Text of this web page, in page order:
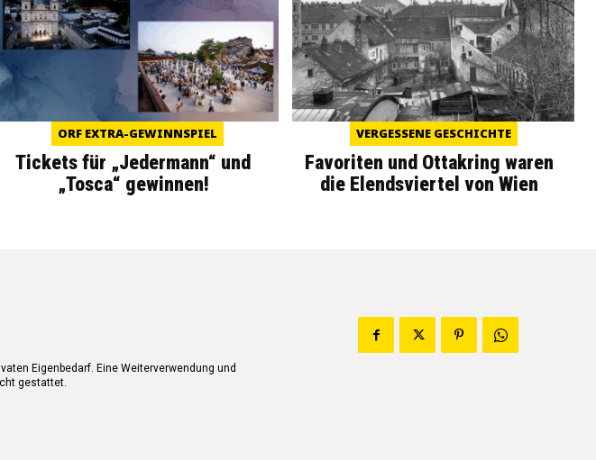
ORF EXTRA-GEWINNSPIEL
Tickets für „Jedermann“ und
„Tosca“ gewinnen!
VERGESSENE GESCHICHTE
Favoriten und Ottakring waren
die Elendsviertel von Wien
Eigenbedarf. Eine Weiterverwendung und
gestattet.